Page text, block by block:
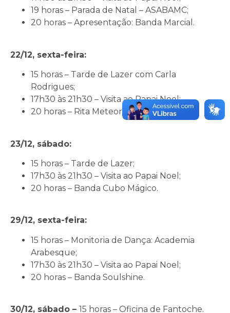
19 horas – Parada de Natal – ASABAMC;
20 horas – Apresentação: Banda Marcial.
22/12, sexta-feira:
15 horas – Tarde de Lazer com Carla
Rodrigues;
17h30 às 21h30 – Visita ao Papai Noel;
20 horas – Rita Meteoro.
23/12, sábado:
15 horas – Tarde de Lazer;
17h30 às 21h30 – Visita ao Papai Noel;
20 horas – Banda Cubo Mágico.
29/12, sexta-feira:
15 horas – Monitoria de Dança: Academia
Arabesque;
17h30 às 21h30 – Visita ao Papai Noel;
20 horas – Banda Soulshine.
30/12, sábado – 15 horas – Oficina de Fantoche.